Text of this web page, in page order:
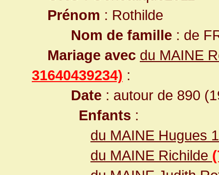
Prénom : Rothilde
Nom de famille : de
Mariage avec du MAINE
31640439234) :
Date : autour de 890
Enfants :
du MAINE Hugues
du MAINE Richilde